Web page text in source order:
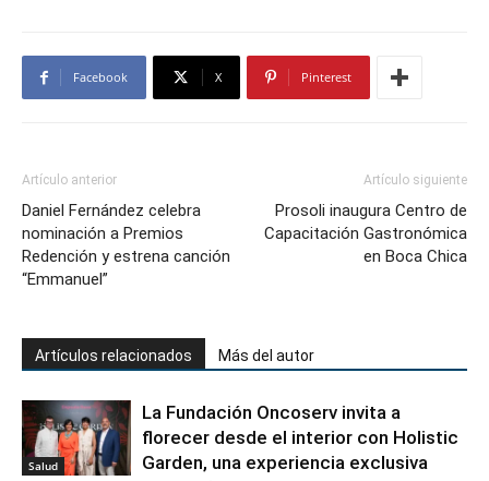
Facebook X Pinterest
Artículo anterior
Daniel Fernández celebra
nominación a Premios
Redención y estrena canción
“Emmanuel”
Artículo siguiente
Prosoli inaugura Centro de
Capacitación Gastronómica
en Boca Chica
Artículos relacionados Más del autor
Salud
La Fundación Oncoserv invita a
florecer desde el interior con Holistic
Garden, una experiencia exclusiva